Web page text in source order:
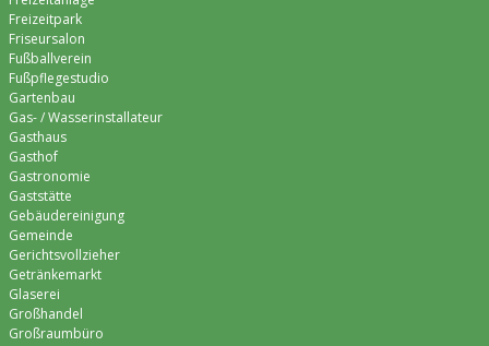
Freizeitpark
Friseursalon
Fußballverein
Fußpflegestudio
Gartenbau
Gas- / Wasserinstallateur
Gasthaus
Gasthof
Gastronomie
Gaststätte
Gebäudereinigung
Gemeinde
Gerichtsvollzieher
Getränkemarkt
Glaserei
Großhandel
Großraumbüro